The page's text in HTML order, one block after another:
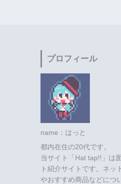
プロフィール
name：はっと
都内在住の20代です。
当サイト「Hat tap!!」は
ト紹介サイトです。ネッ
やおすすめ商品などにつ